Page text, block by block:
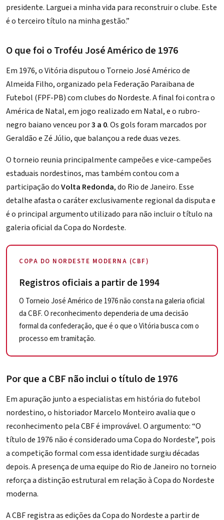
presidente. Larguei a minha vida para reconstruir o clube. Este
é o terceiro título na minha gestão.”
O que foi o Troféu José Américo de 1976
Em 1976, o Vitória disputou o Torneio José Américo de
Almeida Filho, organizado pela Federação Paraibana de
Futebol (FPF-PB) com clubes do Nordeste. A final foi contra o
América de Natal, em jogo realizado em Natal, e o rubro-
negro baianovenceu por3 a 0. Os gols foram marcados por
Geraldão e Zé Júlio, que balançou a rede duas vezes.
O torneio reunia principalmente campeões e vice-campeões
estaduais nordestinos, mas também contou com a
participação doVolta Redonda, do Rio de Janeiro. Esse
detalhe afasta o caráter exclusivamente regional da disputa e
é o principal argumento utilizado para não incluir o título na
galeria oficial da Copa do Nordeste.
COPA DO NORDESTE MODERNA (CBF)
Registros oficiais a partir de 1994
O Torneio José Américo de 1976 não consta na galeria oficial
da CBF. O reconhecimento dependeria de uma decisão
formal da confederação, que é o que o Vitória busca com o
processo em tramitação.
Por que a CBF não inclui o título de 1976
Em apuração junto a especialistas em história do futebol
nordestino, o historiador Marcelo Monteiro avalia que o
reconhecimento pela CBF é improvável. O argumento: “O
título de 1976 não é considerado uma Copa do Nordeste”, pois
a competição formal com essa identidade surgiu décadas
depois. A presença de uma equipe do Rio de Janeiro no torneio
reforça a distinção estrutural em relação à Copa do Nordeste
moderna.
A CBF registra as edições da Copa do Nordeste a partir de